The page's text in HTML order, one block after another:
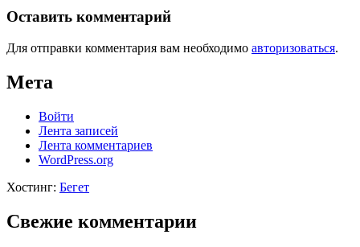
Оставить комментарий
Для отправки комментария вам необходимо авторизоваться.
Мета
Войти
Лента записей
Лента комментариев
WordPress.org
Хостинг: Бегет
Свежие комментарии